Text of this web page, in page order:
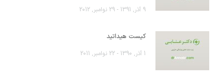
9 آذر, 1391 - 29 نوامبر, 2012
کیست هیداتید
1 آذر, 1390 - 22 نوامبر, 2011